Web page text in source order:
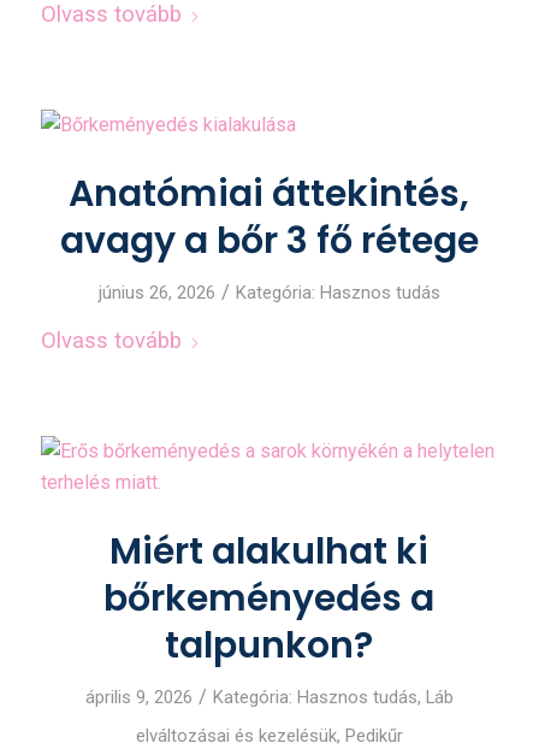
Olvass tovább
Anatómiai áttekintés,
avagy a bőr 3 fő rétege
június 26, 2026 / Kategória: Hasznos tudás
Olvass tovább
Miért alakulhat ki
bőrkeményedés a
talpunkon?
április 9, 2026 / Kategória: Hasznos tudás, Láb
elváltozásai és kezelésük, Pedikűr